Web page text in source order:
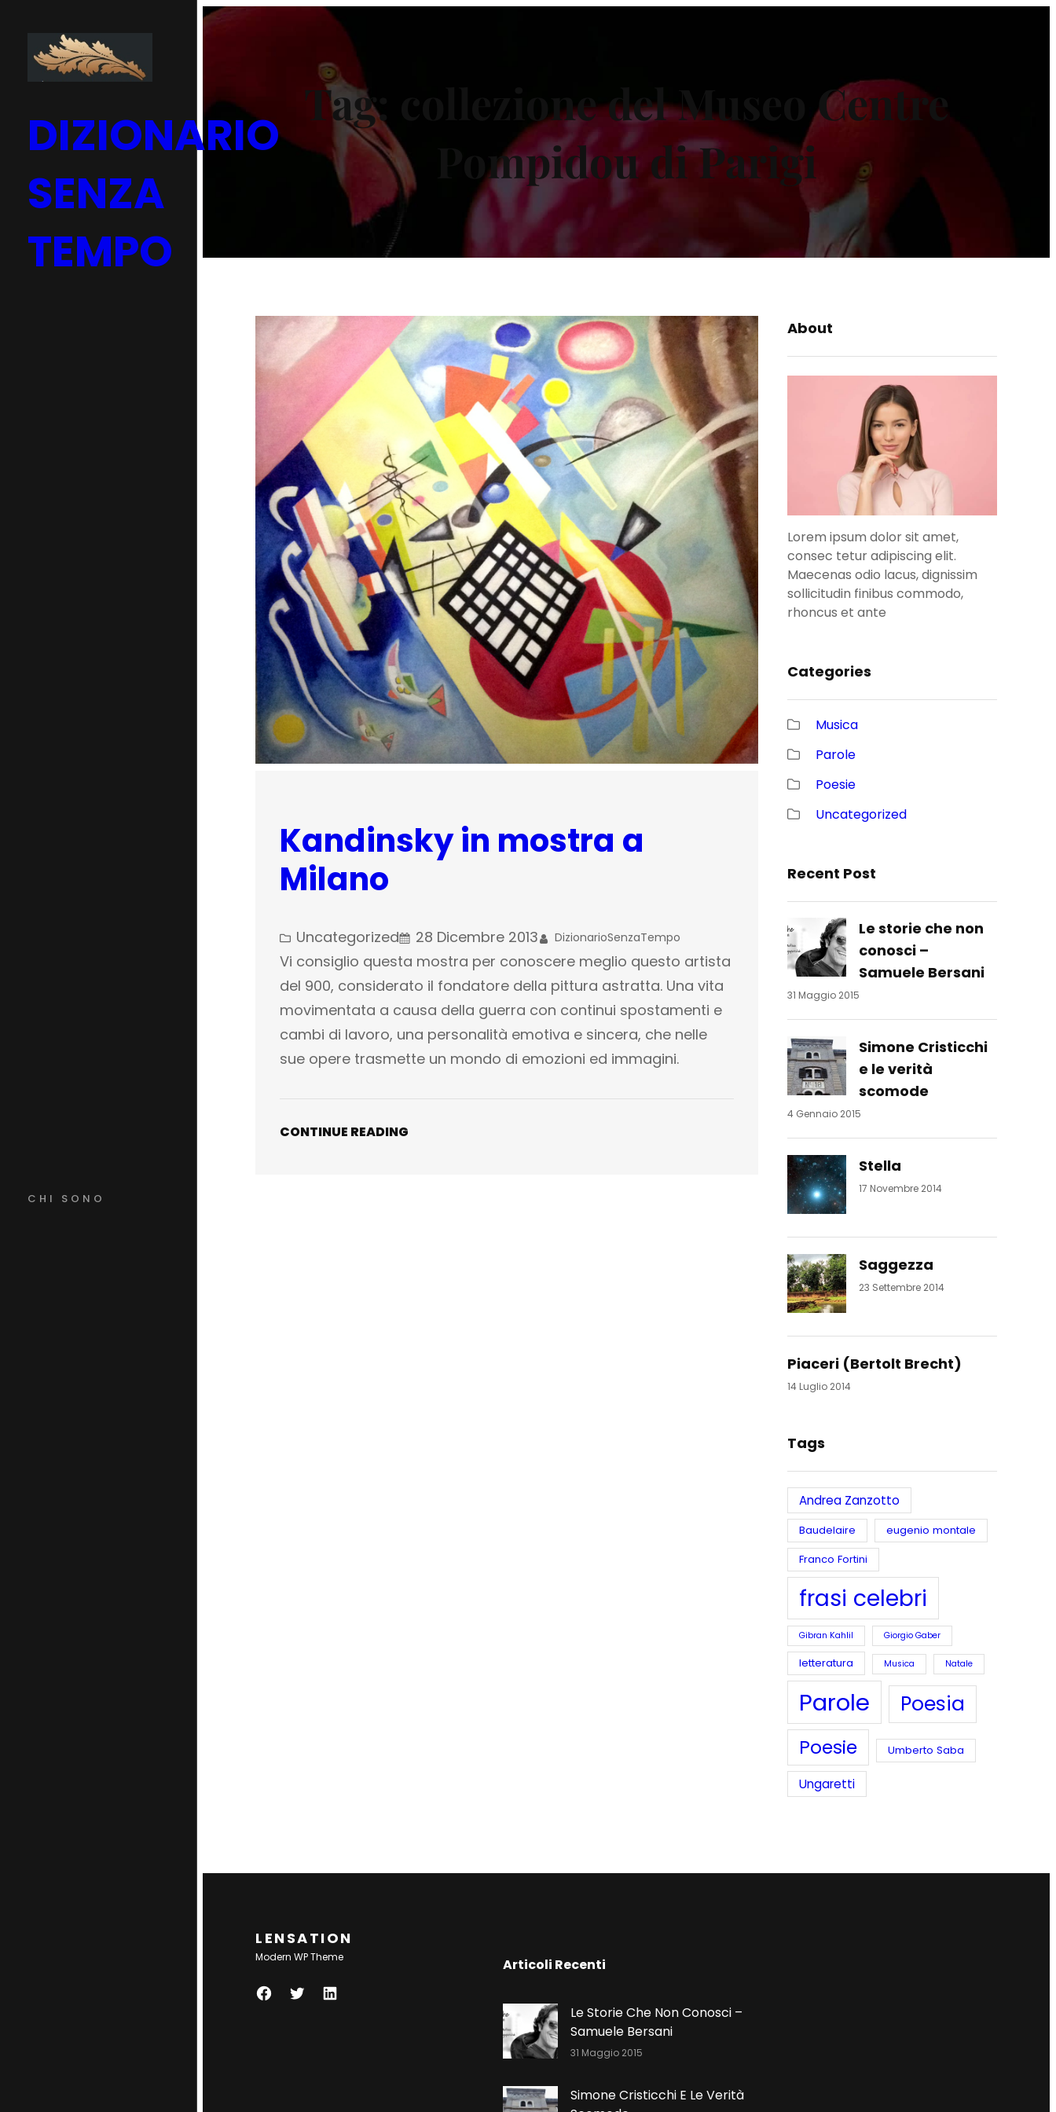
contenuto
DIZIONARIO
SENZA
TEMPO
CHI SONO
Tag:
collezione del Museo Centre
Pompidou di Parigi
Kandinsky in mostra a
Milano
Uncategorized 28 Dicembre 2013 DizionarioSenzaTempo
Vi consiglio questa mostra per conoscere meglio questo artista
del 900, considerato il fondatore della pittura astratta. Una vita
movimentata a causa della guerra con continui spostamenti e
cambi di lavoro, una personalità emotiva e sincera, che nelle
sue opere trasmette un mondo di emozioni ed immagini.
CONTINUE READING
About
Lorem ipsum dolor sit amet,
consec tetur adipiscing elit.
Maecenas odio lacus, dignissim
sollicitudin finibus commodo,
rhoncus et ante
Categories
Musica
Parole
Poesie
Uncategorized
Recent Post
Le storie che non
conosci –
Samuele Bersani
31 Maggio 2015
Simone Cristicchi
e le verità
scomode
4 Gennaio 2015
Stella
17 Novembre 2014
Saggezza
23 Settembre 2014
Piaceri (Bertolt Brecht)
14 Luglio 2014
Tags
Andrea Zanzotto
Baudelaire
eugenio montale
Franco Fortini
frasi celebri
Gibran Kahlil Giorgio Gaber
letteratura Musica Natale
Parole Poesia
Poesie Umberto Saba
Ungaretti
LENSATION
Modern WP Theme
F
T
L
Articoli Recenti
Le Storie Che Non Conosci –
Samuele Bersani
31 Maggio 2015
Simone Cristicchi E Le Verità